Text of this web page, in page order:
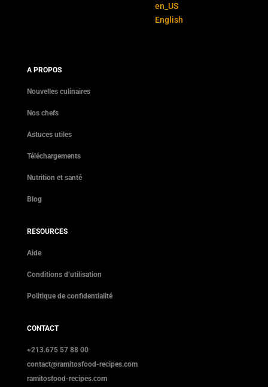
English
A PROPOS
Nouvelles culinaires
Nos chefs
Astuces utiles
Téléchargements
Nutrition et santé
Blog
RESOURCES
Aide
Conditions d’utilisation
Politique de confidentialité
CONTACT
+213.675 57 88 00
contact@ramitosfood-recipes.com
ramitosfood-recipes.com